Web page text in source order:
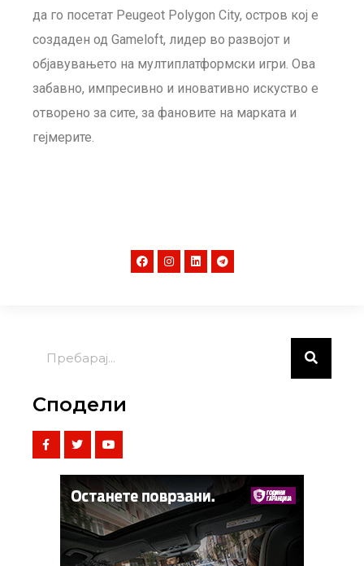
да го посетат Peugeot Polygon City, остров кој е
создаден од Gameloft, лидер во развојот и
објавувањето на мултиплатформски игри. Ова
забавно, импресивно и иновативно искуство е
отворено за сите, за фановите на марката и
гејмерите.
Сподели